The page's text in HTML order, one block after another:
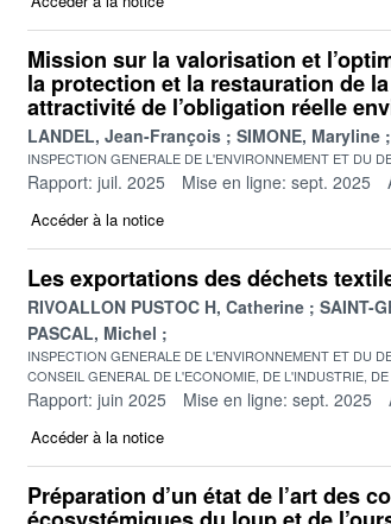
Mission sur la valorisation et
la protection et la restauration de
attractivité de l’obligation réelle
LANDEL, Jean-François SIMONE, Maryline
INSPECTION GENERALE DE L'ENVIRONNEMENT ET DU
Rapport: juil. 2025 Mise en ligne: sept. 2025
Accéder à la notice
Les exportations des déchets
RIVOALLON PUSTOC H, Catherine SAINT-
PASCAL, Michel
INSPECTION GENERALE DE L'ENVIRONNEMENT ET DU
CONSEIL GENERAL DE L'ECONOMIE, DE L'INDUSTRIE,
Rapport: juin 2025 Mise en ligne: sept. 2025
Accéder à la notice
Préparation d’un état de l’art des